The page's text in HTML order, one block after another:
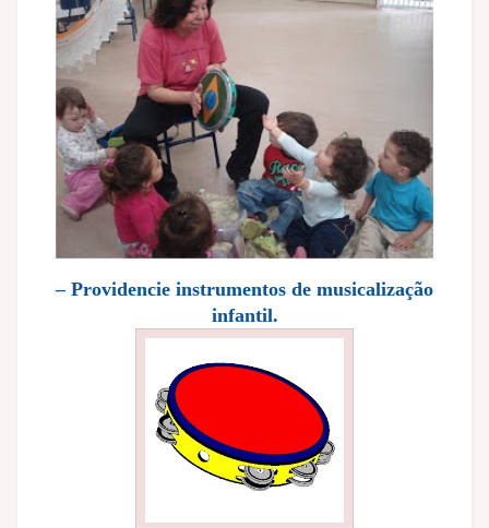
– Providencie instrumentos de musicalização
infantil.